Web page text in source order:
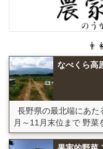
なべくら高
長野県の最北端にあた
月～11月末位まで 野菜